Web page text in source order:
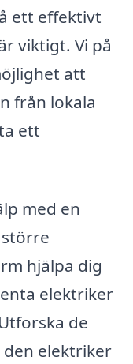
ett effektivt
viktigt. Vi på
att
från lokala
ett
med en
hjälpa dig
elektriker
de
elektriker